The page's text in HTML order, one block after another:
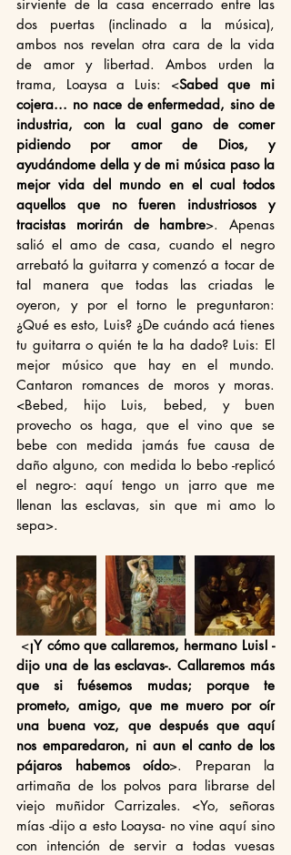
sirviente de la casa encerrado entre las
dos puertas (inclinado a la música),
ambos nos revelan otra cara de la vida
de amor y libertad. Ambos urden la
trama, Loaysa a Luis: <Sabed que mi
cojera... no nace de enfermedad, sino de
industria, con la cual gano de comer
pidiendo por amor de Dios, y
ayudándome della y de mi música paso la
mejor vida del mundo en el cual todos
aquellos que no fueren industriosos y
tracistas morirán de hambre>. Apenas
salió el amo de casa, cuando el negro
arrebató la guitarra y comenzó a tocar de
tal manera que todas las criadas le
oyeron, y por el torno le preguntaron:
¿Qué es esto, Luis? ¿De cuándo acá tienes
tu guitarra o quién te la ha dado? Luis: El
mejor músico que hay en el mundo.
Cantaron romances de moros y moras.
<Bebed, hijo Luis, bebed, y buen
provecho os haga, que el vino que se
bebe con medida jamás fue causa de
daño alguno, con medida lo bebo -replicó
el negro-: aquí tengo un jarro que me
llenan las esclavas, sin que mi amo lo
sepa>.
<¡Y cómo que callaremos, hermano Luis! -
dijo una de las esclavas-. Callaremos más
que si fuésemos mudas; porque te
prometo, amigo, que me muero por oír
una buena voz, que después que aquí
nos emparedaron, ni aun el canto de los
pájaros habemos oído>. Preparan la
artimaña de los polvos para librarse del
viejo muñidor Carrizales. <Yo, señoras
mías -dijo a esto Loaysa- no vine aquí sino
con intención de servir a todas vuesas